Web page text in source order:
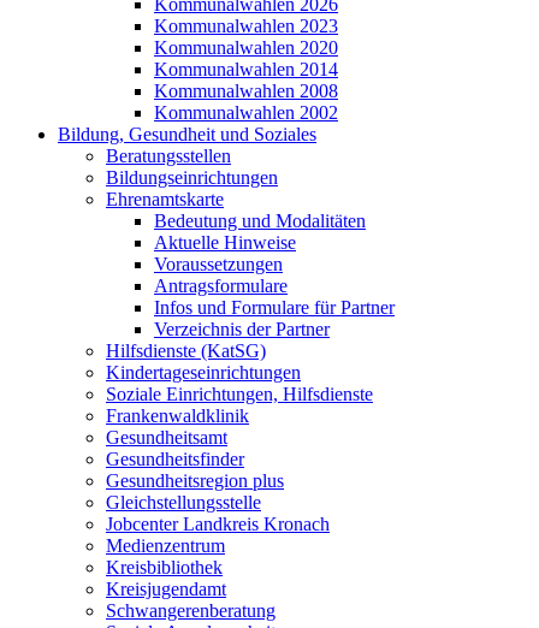
Kommunalwahlen 2026
Kommunalwahlen 2023
Kommunalwahlen 2020
Kommunalwahlen 2014
Kommunalwahlen 2008
Kommunalwahlen 2002
Bildung, Gesundheit und Soziales
Beratungsstellen
Bildungseinrichtungen
Ehrenamtskarte
Bedeutung und Modalitäten
Aktuelle Hinweise
Voraussetzungen
Antragsformulare
Infos und Formulare für Partner
Verzeichnis der Partner
Hilfsdienste (KatSG)
Kindertageseinrichtungen
Soziale Einrichtungen, Hilfsdienste
Frankenwaldklinik
Gesundheitsamt
Gesundheitsfinder
Gesundheitsregion plus
Gleichstellungsstelle
Jobcenter Landkreis Kronach
Medienzentrum
Kreisbibliothek
Kreisjugendamt
Schwangerenberatung